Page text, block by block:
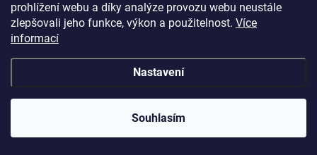
prohlížení webu a díky analýze provozu webu neustále
zlepšovali jeho funkce, výkon a použitelnost. Více
informací
Nastavení
Souhlasím
Materiál v kontaktu s půdou: sklo-epoxidový laminát FR4 /
rukojeť: Luran / šrouby z nerezové oceli / připojovací kabel: PVC
Foto-radiometrie